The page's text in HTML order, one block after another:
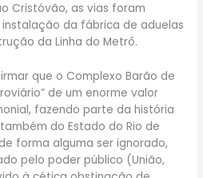
Cristóvão, as vias foram
da fábrica de aduelas
da Linha do Metrô.
que o Complexo Barão de
de um enorme valor
fazendo parte da história
do Estado do Rio de
forma alguma ser ignorado,
pelo poder público (União,